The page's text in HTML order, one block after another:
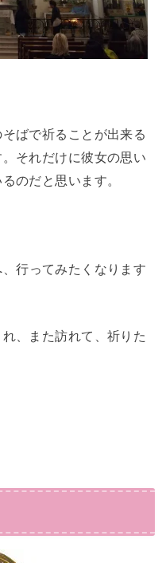
ばで祈ることが出来る
それだけに彼女の思い
のだと思います。
、行ってみたくなります
、また訪れて、祈りた